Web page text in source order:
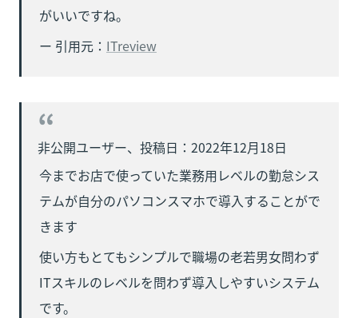
がいいですね。
ー 引用元： ITreview
今までお店で使っていた業務用レベルの勤怠シス
テムが自分のパソコンスマホで導入することがで
きます
使い方もとてもシンプルで職場の老若男女問わず
ITスキルのレベルを問わず導入しやすいシステム
です。